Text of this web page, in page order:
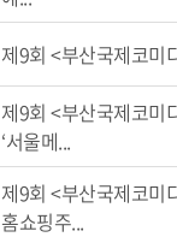
제9회 <부산국제코미
제9회 <부산국제코미
‘서울메...
제9회 <부산국제코미
홈쇼핑주...